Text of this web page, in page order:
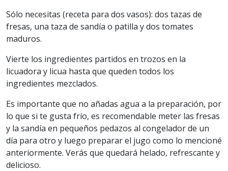
Sólo necesitas (receta para dos vasos): dos tazas de
fresas, una taza de sandía o patilla y dos tomates
maduros.
Vierte los ingredientes partidos en trozos en la
licuadora y licua hasta que queden todos los
ingredientes mezclados.
Es importante que no añadas agua a la preparación, por
lo que si te gusta frío, es recomendable meter las fresas
y la sandía en pequeños pedazos al congelador de un
día para otro y luego preparar el jugo como lo mencioné
anteriormente. Verás que quedará helado, refrescante y
delicioso.